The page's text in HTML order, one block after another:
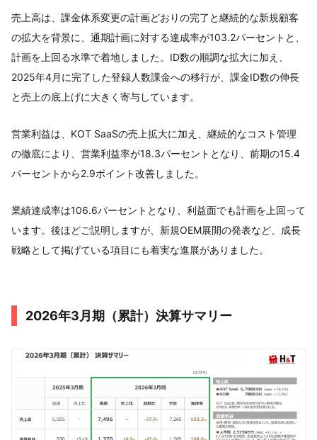
売上高は、課金体系変更の計画どおりの完了と継続的な新規顧客
の拡大を背景に、通期計画に対する達成率が103.2パーセントと、
計画を上回る水準で着地しました。ID数の順調な拡大に加え、
2025年4月に完了した登録人数課金への移行が、課金ID数の伸長
と売上の底上げに大きく寄与しています。
営業利益は、KOT SaaSの売上拡大に加え、継続的なコスト管理
の徹底により、営業利益率が18.3パーセントとなり、前期の15.4
パーセントから2.9ポイント改善しました。
業績達成率は106.6パーセントとなり、利益面でも計画を上回って
います。後ほどご説明しますが、新規OEM展開の発表など、成長
戦略として掲げている項目にも着実な進展がありました。
2026年3月期（累計）決算サマリー